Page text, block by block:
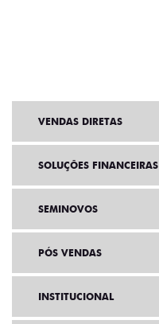
VENDAS DIRETAS
SOLUÇÕES FINANCEIRAS
SEMINOVOS
PÓS VENDAS
INSTITUCIONAL